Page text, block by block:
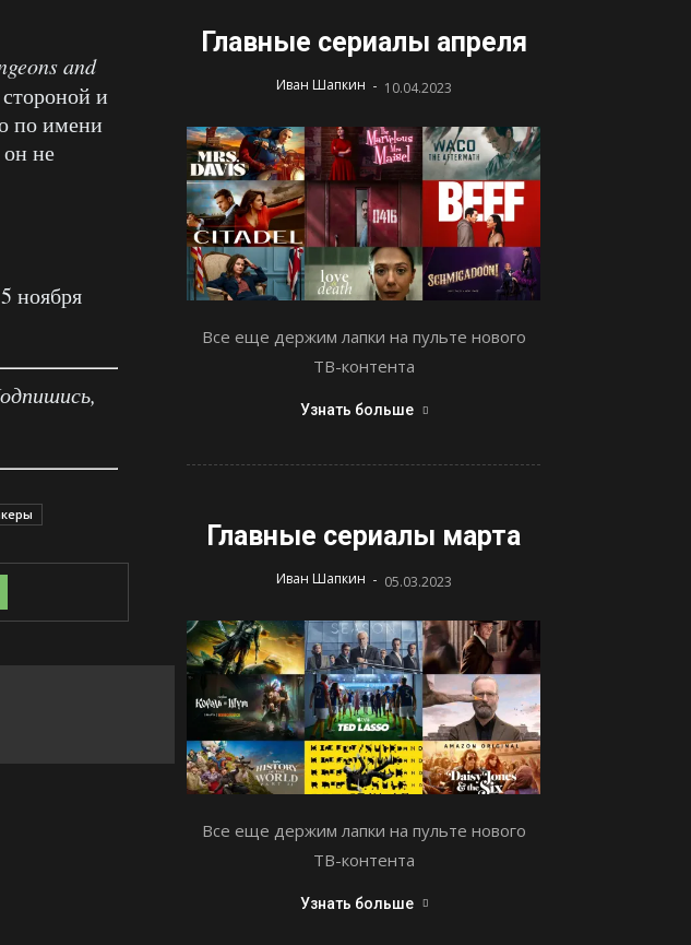
and
и
по имени
не
ноября
Главные сериалы апреля
Иван Шапкин - 10.04.2023
Все еще держим лапки на пульте нового
ТВ-контента
Узнать больше
Главные сериалы марта
Иван Шапкин - 05.03.2023
Все еще держим лапки на пульте нового
ТВ-контента
Узнать больше